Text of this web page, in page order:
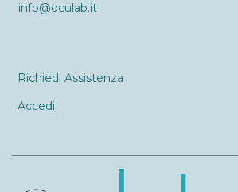
info@oculab.it
Richiedi Assistenza
Accedi